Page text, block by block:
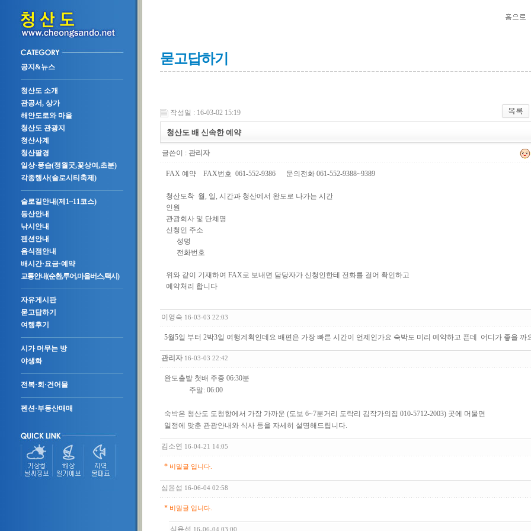
공지&뉴스
청산도 소개
관공서, 상가
해안도로와 마을
청산도 관광지
청산사계
청산팔경
일상·풍습(정월굿,꽃상여,초분)
각종행사(슬로시티축제)
슬로길안내(제1~11코스)
등산안내
낚시안내
펜션안내
음식점안내
배시간·요금·예약
교통안내(순환,투어,마을버스,택시)
자유게시판
묻고답하기
여행후기
시가 머무는 방
야생화
전복·회·건어물
펜션·부동산매매
묻고답하기
작성일 : 16-03-02 15:19
청산도 배 신속한 예약
글쓴이 : 관리자
FAX 예약 FAX번호 061-552-9386 문의전화 061-552-9388~9389
청산도착 월, 일, 시간과 청산에서 완도로 나가는 시간
인원
관광회사 및 단체명
신청인 주소
성명
전화번호
위와 같이 기재하여 FAX로 보내면 담당자가 신청인한테 전화를 걸어 확인하고
예약처리 합니다
이영숙 16-03-03 22:03
5월5일 부터 2박3일 여행계획인데요 배편은 가장 빠른 시간이 언제인가요 숙박도 미리 예약하고 픈데 어디가 좋을 까
관리자 16-03-03 22:42
완도출발 첫배 주중 06:30분
주말: 06:00
숙박은 청산도 도청항에서 가장 가까운 (도보 6~7분거리 도락리 김작가의집 010-5712-2003) 곳에 머물면
일정에 맞춘 관광안내와 식사 등을 자세히 설명해드립니다.
김소연 16-04-21 14:05
* 비밀글 입니다.
심윤섭 16-06-04 02:58
* 비밀글 입니다.
심윤섭 16-06-04 03:00